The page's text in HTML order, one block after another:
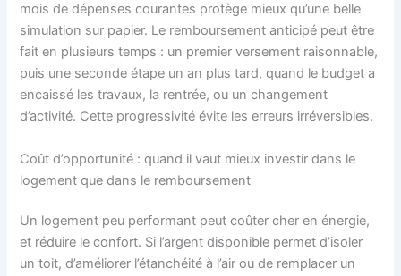
mois de dépenses courantes protège mieux qu’une belle
simulation sur papier. Le remboursement anticipé peut être
fait en plusieurs temps : un premier versement raisonnable,
puis une seconde étape un an plus tard, quand le budget a
encaissé les travaux, la rentrée, ou un changement
d’activité. Cette progressivité évite les erreurs irréversibles.
Coût d’opportunité : quand il vaut mieux investir dans le
logement que dans le remboursement
Un logement peu performant peut coûter cher en énergie,
et réduire le confort. Si l’argent disponible permet d’isoler
un toit, d’améliorer l’étanchéité à l’air ou de remplacer un